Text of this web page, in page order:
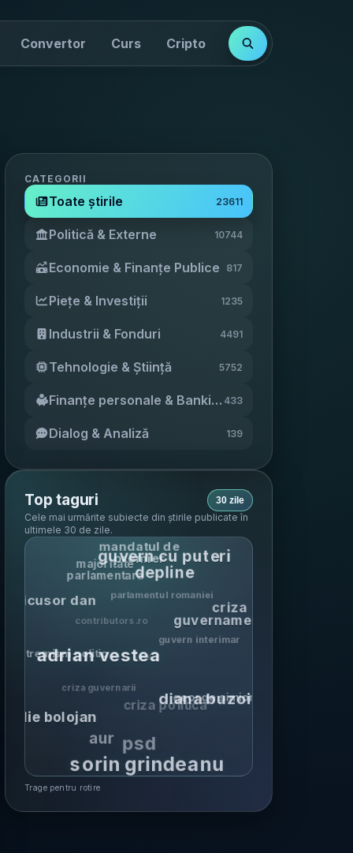
Convertor Curs Cripto Cotații
CATEGORII
Toate știrile 23611
Politică & Externe 10744
Economie & Finanțe Publice 817
Piețe & Investiții 1235
Industrii & Fonduri 4491
Tehnologie & Știință 5752
Finanțe personale & Banking 433
Dialog & Analiză 139
Top taguri 30 zile
Cele mai urmărite subiecte din știrile publicate în
ultimele 30 de zile.
psd
aur
criza politica
sorin grindeanu
criza guvernarii
george simion
ilie bolojan
pnl
diana buzoianu
extremism politic
guvern interimar
adrian vestea
contributors.ro
criza
guvernamentala
nicusor dan parlamentul romaniei
guvern cu puteri
depline
majoritate
parlamentara
mandatul de
premier
Trage pentru rotire